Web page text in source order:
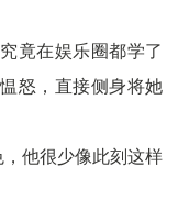
竟在娱乐圈都学了
怒，直接侧身将她
他很少像此刻这样